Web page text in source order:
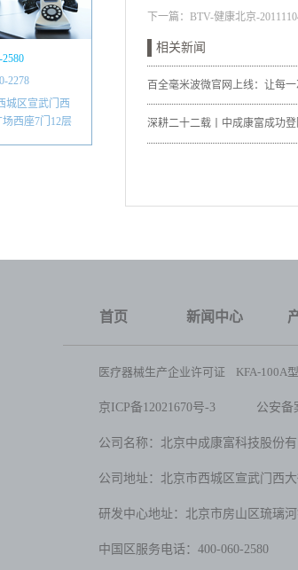
4884
2278
城区宣武门西
西座7门12层
下一篇： BTV-健康北京-
相关新闻
百全毫米波微官网上线：让每
依据
深耕二十二载丨中成康富成功
首页 新闻中心
医疗器械生产企业许可证 KFA-100A
京ICP备12021670号-3 公安备
公司名称：北京中成康富科技股份有
公司地址：北京市西城区宣武门西
研发中心地址：北京市房山区琉璃
中国区服务电话：400-060-2580